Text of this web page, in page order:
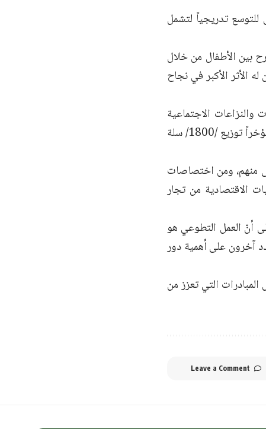
تدريجياً لتشمل
بين الأطفال من خلال
له الأثر الأكبر في نجاح
الاجتماعية
ضمن الحي عبر لجان صلحية وتوثيق الاتفاق بين الأطراف بعقود صلح، كما تم مؤخراً توزيع /1800/ سلة
العظمى منهم، ومن اختصاصات
الاقتصادية من تجار
أنّ العمل التطوعي هو
آخرون على أهمية دور
التي تعزز من
Leave a Comment